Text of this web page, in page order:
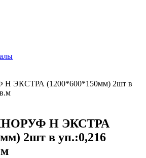
ЭКСТРА (1200*600*150мм) 2шт в
Н ЭКСТРА
2шт в уп.:0,216